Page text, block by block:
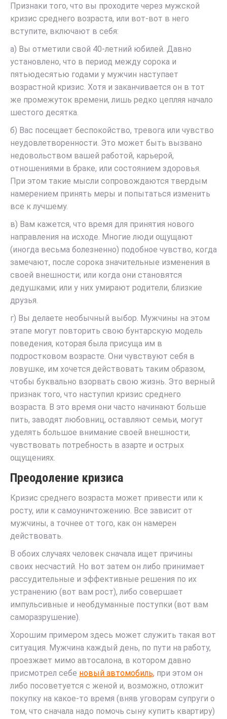
Признаки того, что вы проходите через мужской
кризис среднего возраста, или вот-вот в него
вступите, включают в себя:
а) Вы отметили свой 40-летний юбилей. Давно
установлено, что в период между сорока и
пятьюдесятью годами у мужчин наступает
возрастной кризис. Хотя и заканчивается он в тот
же промежуток времени, лишь редко цепляя начало
шестого десятка.
б) Вас посещает беспокойство, тревога или чувство
неудовлетворенности. Это может быть вызвано
недовольством вашей работой, карьерой,
отношениями в браке, или состоянием здоровья.
При этом такие мысли сопровождаются твердым
намерением принять меры и попытаться изменить
все к лучшему.
в) Вам кажется, что время для принятия нового
направления на исходе. Многие люди ощущают
(иногда весьма болезненно) подобное чувство, когда
замечают, после сорока значительные изменения в
своей внешности; или когда они становятся
дедушками; или у них умирают родители, близкие
друзья.
г) Вы делаете необычный выбор. Мужчины на этом
этапе могут повторить свою бунтарскую модель
поведения, которая была присуща им в
подростковом возрасте. Они чувствуют себя в
ловушке, им хочется действовать таким образом,
чтобы буквально взорвать свою жизнь. Это верный
признак того, что наступил кризис среднего
возраста. В это время они часто начинают больше
пить, заводят любовниц, оставляют семьи, могут
уделять большое внимание своей внешности,
чувствовать потребность в азарте и острых
ощущениях.
Преодоление кризиса
Кризис среднего возраста может привести или к
росту, или к самоуничтожению. Все зависит от
мужчины, а точнее от того, как он намерен
действовать.
В обоих случаях человек сначала ищет причины
своих несчастий. Но вот затем он либо принимает
рассудительные и эффективные решения по их
устранению (вот вам рост), либо совершает
импульсивные и необдуманные поступки (вот вам
саморазрушение).
Хорошим примером здесь может служить такая вот
ситуация. Мужчина каждый день, по пути на работу,
проезжает мимо автосалона, в котором давно
присмотрел себе новый автомобиль, при этом он
либо посоветуется с женой и, возможно, отложит
покупку на какое-то время (вняв уговорам супруги о
том, что сначала надо помочь сыну купить квартиру)